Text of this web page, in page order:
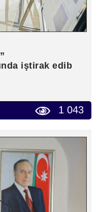
iştirak edib
1 043